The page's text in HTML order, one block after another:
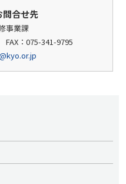
問合せ先
事業課
：075-341-9795